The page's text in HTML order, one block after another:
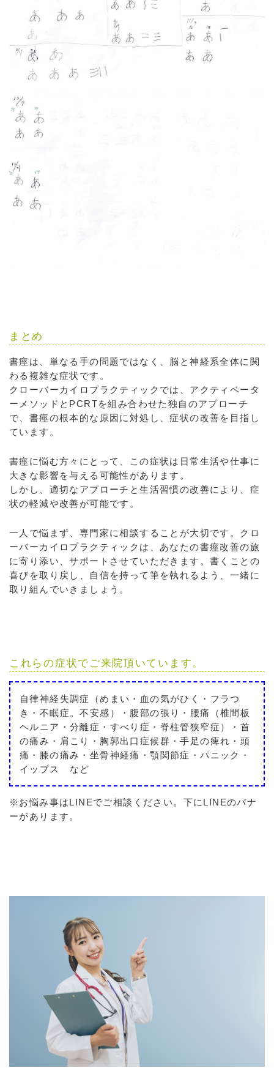
まとめ
書痙は、単なる手の問題ではなく、脳と神経系全体に関
わる複雑な症状です。
クローバーカイロプラクティックでは、アクティベータ
ーメソッドとPCRTを組み合わせた独自のアプローチ
で、書痙の根本的な原因に対処し、症状の改善を目指し
ています。
書痙に悩む方々にとって、この症状は日常生活や仕事に
大きな影響を与える可能性があります。
しかし、適切なアプローチと生活習慣の改善により、症
状の軽減や改善が可能です。
一人で悩まず、専門家に相談することが大切です。クロ
ーバーカイロプラクティックは、あなたの書痙改善の旅
に寄り添い、サポートさせていただきます。書くことの
喜びを取り戻し、自信を持って筆を執れるよう、一緒に
取り組んでいきましょう。
これらの症状でご来院頂いています。
自律神経失調症（めまい・血の気がひく・フラつ
き・不眠症。不安感）・腹部の張り・腰痛（椎間板
ヘルニア・分離症・すべり症・脊柱管狭窄症）・首
の痛み・肩こり・胸郭出口症候群・手足の痺れ・頭
痛・膝の痛み・坐骨神経痛・顎関節症・パニック・
イップス など
※お悩み事はLINEでご相談ください。下にLINEのバナ
ーがあります。